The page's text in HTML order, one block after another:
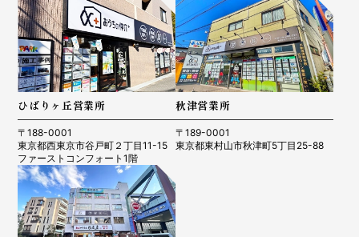
ひばりヶ丘営業所
〒188-0001
東京都西東京市谷戸町２丁目11-15
ファーストコンフォート1階
秋津営業所
〒189-0001
東京都東村山市秋津町5丁目25-88